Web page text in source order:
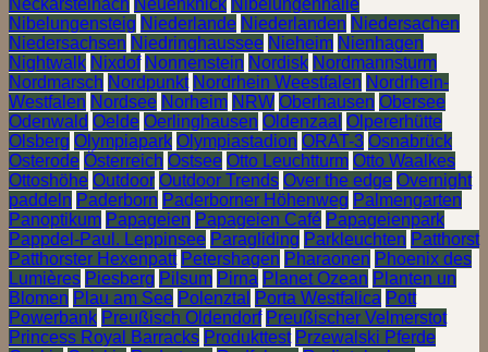
Nibelungensteig Niederlande Niederlanden Niedersachen
Niedersachsen Niedringhaussee Nieheim Nienhagen
Nightwalk Nixdof Nonnenstein Nordisk Nordmannsturm
Nordmarsch Nordpunkt Nordrhein Weestfalen Nordrhein-
Westfalen Nordsee Norheim NRW Oberhausen Obersee
Odenwald Oelde Oerlinghausen Oldenzaal Olpererhütte
Olsberg Olympiapark Olympiastadion ORAT-3 Osnabrück
Osterode Österreich Ostsee Otto Leuchtturm Otto Waalkes
Ottoshöhe Outdoor Outdoor Trends Over the edge Overnight
paddeln Paderborn Paderborner Höhenweg Palmengarten
Panoptikum Papageien Papageien Café Papageienpark
Pappdel-Paul. Leppinsee Paragliding Parkleuchten Patthorst
Patthorster Hexenpatt Petershagen Pharaonen Phoenix des
Lumières Piesberg Pilsum Pirna Planet Ozean Planten un
Blomen Plau am See Polenztal Porta Westfalica Pott
Powerbank Preußisch Oldendorf Preußischer Velmerstot
Princess Royal Barracks Produkttest Przewalski Pferde